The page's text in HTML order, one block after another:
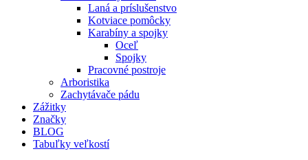
Laná a príslušenstvo
Kotviace pomôcky
Karabíny a spojky
Oceľ
Spojky
Pracovné postroje
Arboristika
Zachytávače pádu
Zážitky
Značky
BLOG
Tabuľky veľkostí